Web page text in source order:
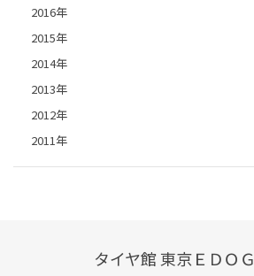
2016年
2015年
2014年
2013年
2012年
2011年
タイヤ館 東京ＥＤＯ